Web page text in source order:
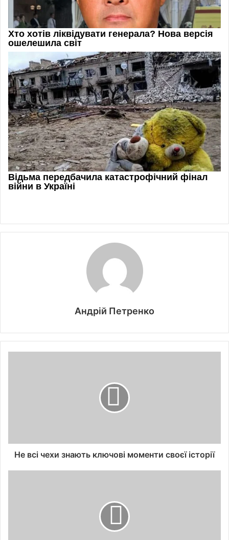
Андрій Петренко
Не всі чехи знають ключові моменти своєї історії